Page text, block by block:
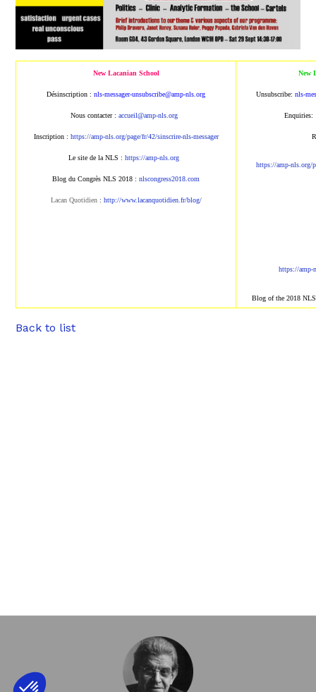
New Lacanian School
Désinscription :nls-messager-unsubscribe@amp-nls.org
Nous contacter : accueil@amp-nls.org
Inscription : https://amp-nls.org/page/fr/42/sinscrire-nls-messager
Le site de la NLS :https://amp-nls.org
Blog du Congrès NLS 2018 :nlscongress2018.com
Lacan Quotidien: http://www.lacanquotidien.fr/blog/
New
Unsubscribe:nls-
Enquiries:
https://amp-nls.org/
https://amp-
Blog of the 2018
Back to list